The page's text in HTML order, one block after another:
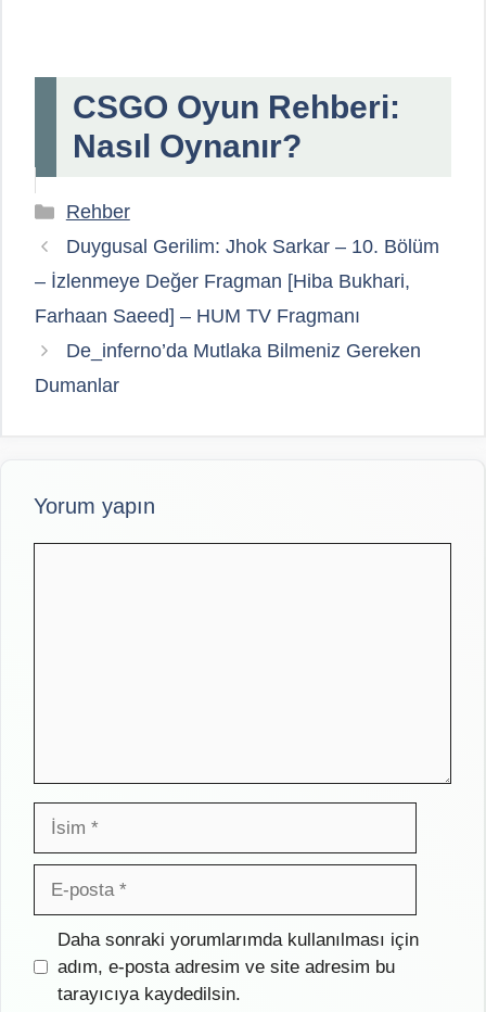
CSGO Oyun Rehberi:
Nasıl Oynanır?
Kategoriler
Rehber
Duygusal Gerilim: Jhok Sarkar – 10. Bölüm
– İzlenmeye Değer Fragman [Hiba Bukhari,
Farhaan Saeed] – HUM TV Fragmanı
De_inferno’da Mutlaka Bilmeniz Gereken
Dumanlar
Yorum yapın
İsim
posta
İnternet
sitesi
Daha sonraki yorumlarımda kullanılması için
adım, e-posta adresim ve site adresim bu
tarayıcıya kaydedilsin.